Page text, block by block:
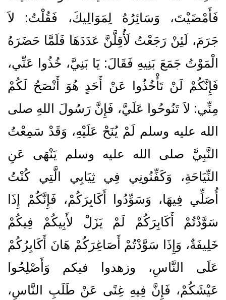
فَأَمْضَيْتَ، وَسَائِرُهُ لِمَوَالِيكَ، فَقُلْتُ‏:‏ لاَ
جَرَمَ، لَئِنْ رَجَعْتُ لَأُقِلَّنَّ عَدَدَهَا فَلَمَّا حَضَرَهُ
الْمَوْتُ جَمَعَ بَنِيهِ فَقَالَ‏:‏ يَا بَنِيَّ، خُذُوا عَنِّي،
فَإِنَّكُمْ لَنْ تَأْخُذُوا عَنْ أَحَدٍ هُوَ أَنْصَحُ لَكُمْ
مِنِّي‏:‏ لاَ تَنُوحُوا عَلَيَّ، فَإِنَّ رَسُولَ اللهِ صلى
الله عليه وسلم لَمْ يُنَحْ عَلَيْهِ، وَقَدْ سَمِعْتُ
النَّبِيَّ صلى الله عليه وسلم يَنْهَى عَنِ
النِّيَاحَةِ، وَكَفِّنُونِي فِي ثِيَابِي الَّتِي كُنْتُ
أُصَلِّي فِيهَا، وَسَوِّدُوا أَكَابِرَكُمْ، فَإِنَّكُمْ إِذَا
سَوَّدْتُمْ أَكَابِرَكُمْ لَمْ يَزَلْ لأَبِيكُمْ فِيكُمْ
خَلِيفَةٌ، وَإِذَا سَوَّدْتُمْ أَصَاغِرَكُمْ هَانَ أَكَابِرُكُمْ
عَلَى النَّاسِ، وزهدوا فيكم وَأَصْلِحُوا
عَيْشَكُمْ، فَإِنَّ فِيهِ غِنًى عَنْ طَلَبِ النَّاسِ،